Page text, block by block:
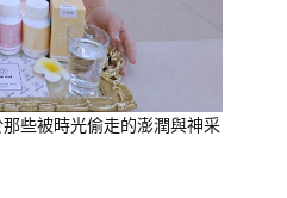
些被時光偷走的澎潤與神采